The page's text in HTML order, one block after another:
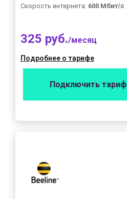
Скорость интернета: 600 Мбит/с
325 руб./месяц
Подробнее о тарифе
Подключить тариф